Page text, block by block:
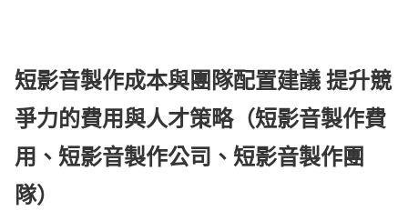
短影音製作成本與團隊配置建議 提升競
爭力的費用與人才策略（短影音製作費
用、短影音製作公司、短影音製作團
隊）